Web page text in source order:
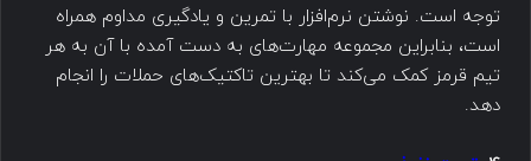
توجه است. نوشتن نرم‌افزار با تمرین و یادگیری مداوم همراه
است، بنابراین مجموعه مهارت‌های به دست آمده با آن به هر
تیم قرمز کمک می‌کند تا بهترین تاکتیک‌های حملات را انجام
دهد.